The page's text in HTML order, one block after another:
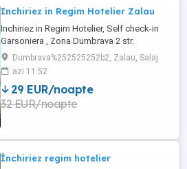
Inchiriez in Regim Hotelier Zalau
Inchiriez in Regim Hotelier, Self check-in
Garsoniera , Zona Dumbrava 2 str.
Torentului Zalau In imediata apropiere a
Spitalului Judetean Decomandat , Baie
,bucatarie hol,dormitor ,balcon Are toate
utilitatile, dispune de toate cele necesare
pentru igiena (sapun,gel de dus,prosoape
Dumbrava%252525252b2, Zalau, Salaj
azi 11:52
29 EUR/noapte
32 EUR/noapte
Închiriez regim hotelier